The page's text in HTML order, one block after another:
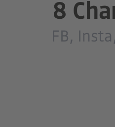
8
FB,